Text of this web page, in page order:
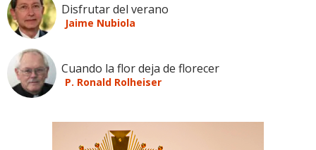
Disfrutar del verano
Jaime Nubiola
Cuando la flor deja de florecer
P. Ronald Rolheiser